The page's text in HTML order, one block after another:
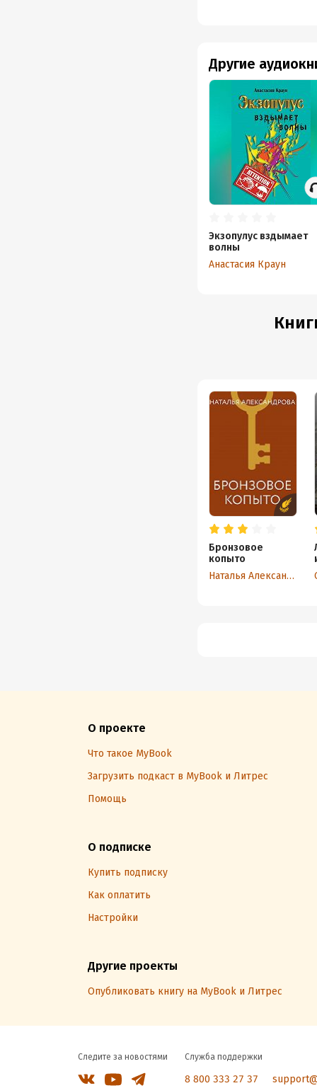
Другие
Экзопулус вздымает
волны
Анастасия Краун
Бронзовое
копыто
Наталья Александрова
О проекте
Что такое MyBook
Загрузить подкаст в MyBook и Литрес
Помощь
О подписке
Купить подписку
Как оплатить
Настройки
Другие проекты
Опубликовать книгу на MyBook и Литрес
Следите за новостями Служба поддержки
8 800 333 27 37